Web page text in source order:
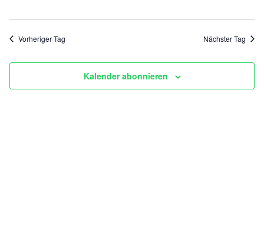
Oktober
,
2025
Vorheriger Tag Nächster Tag
Kalender abonnieren